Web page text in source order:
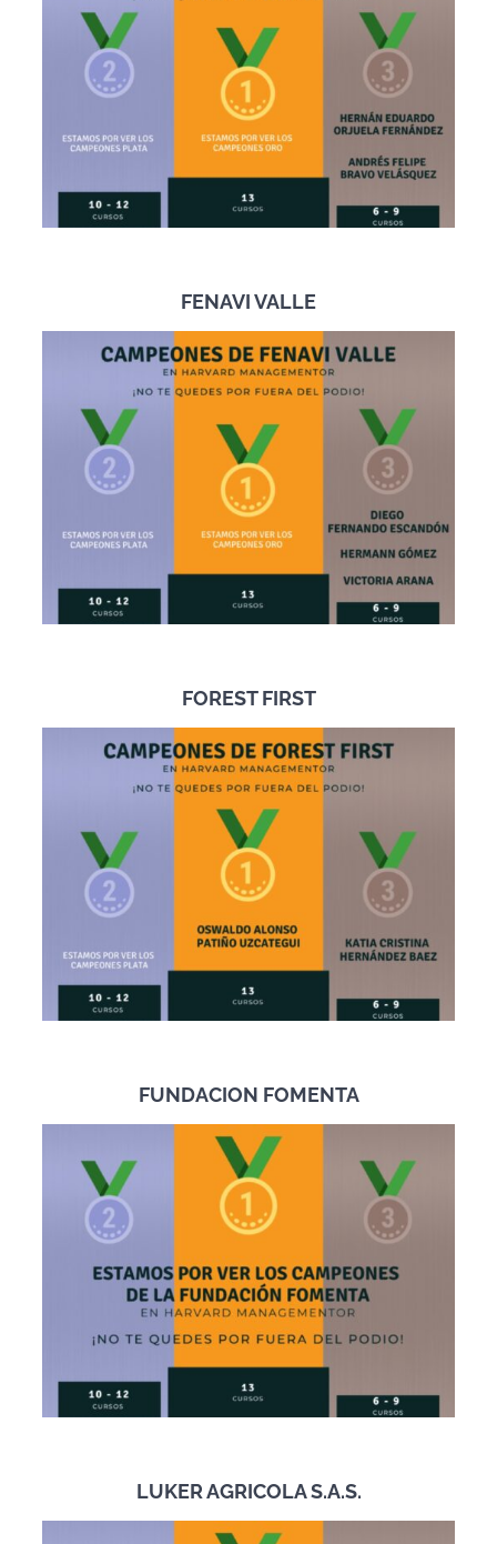
FENAVI VALLE
FOREST FIRST
FUNDACION FOMENTA
LUKER AGRICOLA S.A.S.